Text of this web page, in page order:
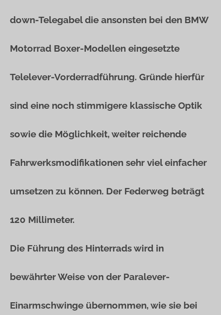
down-Telegabel die ansonsten bei den BMW
Motorrad Boxer-Modellen eingesetzte
Telelever-Vorderradführung. Gründe hierfür
sind eine noch stimmigere klassische Optik
sowie die Möglichkeit, weiter reichende
Fahrwerksmodifikationen sehr viel einfacher
umsetzen zu können. Der Federweg beträgt
120 Millimeter.
Die Führung des Hinterrads wird in
bewährter Weise von der Paralever-
Einarmschwinge übernommen, wie sie bei